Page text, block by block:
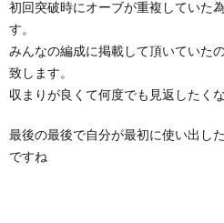
初回突破時にオーブが重複していた
す。
みんなの編成に掲載して頂いていた
致します。
収まりが良くて何度でも見返したく
最後の最後で自分が最初に使い出し
ですね